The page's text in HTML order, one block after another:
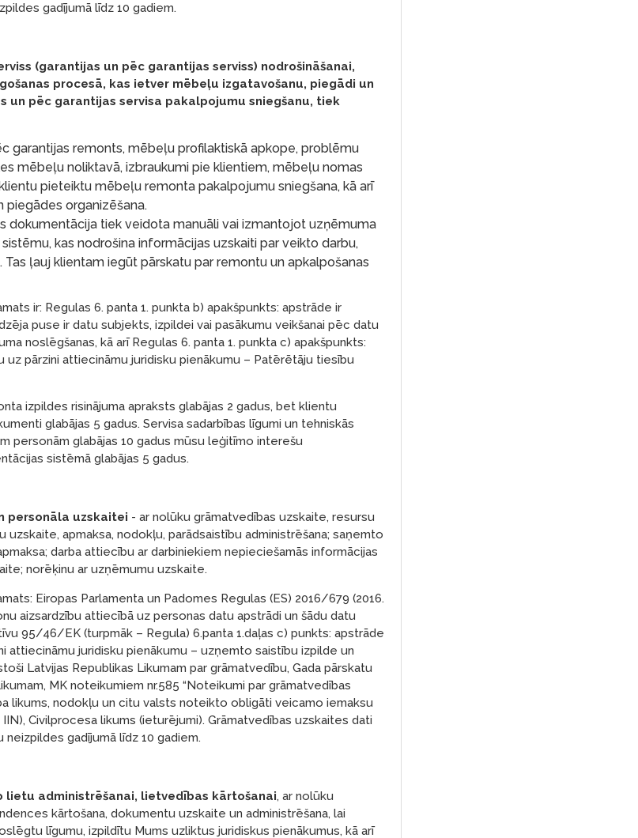
gadījumā līdz 10 gadiem.
(garantijas un pēc garantijas serviss) nodrošināšanai,
procesā, kas ietver mēbeļu izgatavošanu, piegādi un
un pēc garantijas servisa pakalpojumu sniegšanu, tiek
garantijas remonts, mēbeļu profilaktiskā apkope, problēmu
mēbeļu noliktavā, izbraukumi pie klientiem, mēbeļu nomas
pieteiktu mēbeļu remonta pakalpojumu sniegšana, kā arī
piegādes organizēšana.
dokumentācija tiek veidota manuāli vai izmantojot uzņēmuma
kas nodrošina informācijas uzskaiti par veikto darbu,
Tas ļauj klientam iegūt pārskatu par remontu un apkalpošanas
ir: Regulas 6. panta 1. punkta b) apakšpunkts: apstrāde ir
puse ir datu subjekts, izpildei vai pasākumu veikšanai pēc datu
noslēgšanas, kā arī Regulas 6. panta 1. punkta c) apakšpunkts:
uz pārzini attiecināmu juridisku pienākumu – Patērētāju tiesību
izpildes risinājuma apraksts glabājas 2 gadus, bet klientu
glabājas 5 gadus. Servisa sadarbības līgumi un tehniskās
personām glabājas 10 gadus mūsu leģitīmo interešu
sistēmā glabājas 5 gadus.
personāla uzskaitei - ar nolūku grāmatvedības uzskaite, resursu
uzskaite, apmaksa, nodokļu, parādsaistību administrēšana; saņemto
darba attiecību ar darbiniekiem nepieciešamās informācijas
norēķinu ar uzņēmumu uzskaite.
Eiropas Parlamenta un Padomes Regulas (ES) 2016/679 (2016.
aizsardzību attiecībā uz personas datu apstrādi un šādu datu
95/46/EK (turpmāk – Regula) 6.panta 1.daļas c) punkts: apstrāde
attiecināmu juridisku pienākumu – uzņemto saistību izpilde un
Latvijas Republikas Likumam par grāmatvedību, Gada pārskatu
MK noteikumiem nr.585 “Noteikumi par grāmatvedības
likums, nodokļu un citu valsts noteikto obligāti veicamo iemaksu
Civilprocesa likums (ieturējumi). Grāmatvedības uzskaites dati
gadījumā līdz 10 gadiem.
lietu administrēšanai, lietvedības kārtošanai, ar nolūku
kārtošana, dokumentu uzskaite un administrēšana, lai
līgumu, izpildītu Mums uzliktus juridiskus pienākumus, kā arī